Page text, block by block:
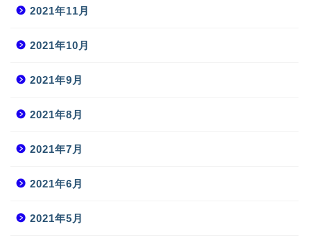
2021年11月
2021年10月
2021年9月
2021年8月
2021年7月
2021年6月
2021年5月